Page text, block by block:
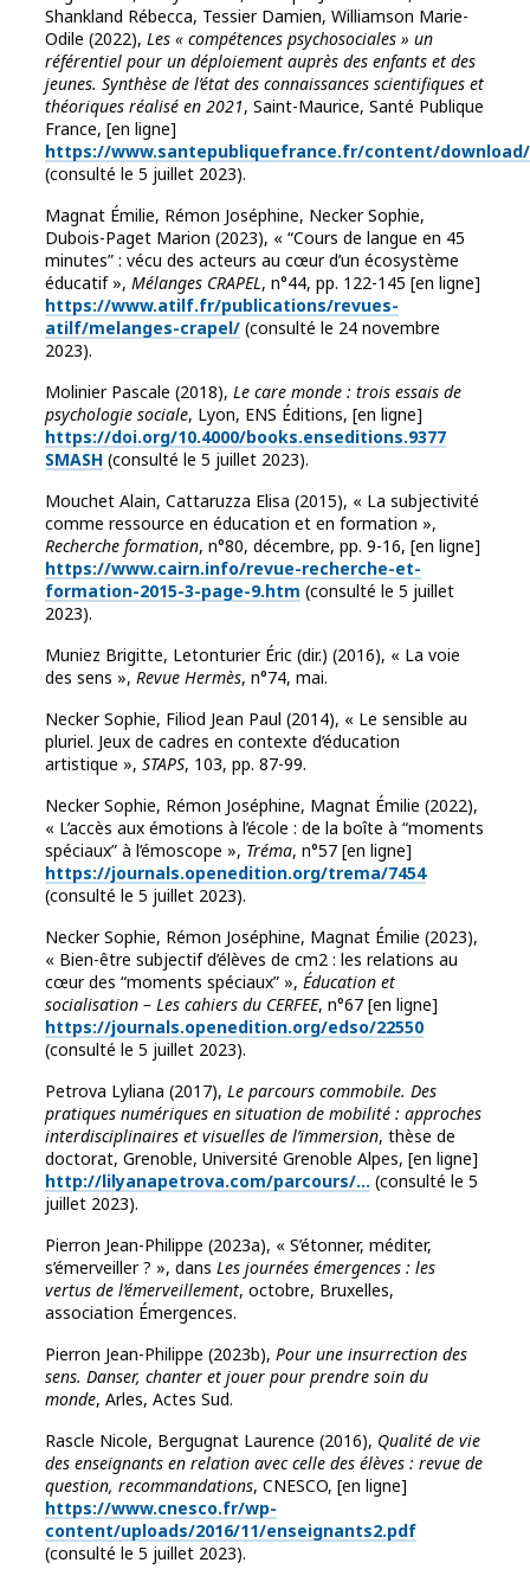
Shankland Rébecca, Tessier Damien, Williamson Marie-
Odile (2022), Les « compétences psychosociales » un
référentiel pour un déploiement auprès des enfants et des
jeunes. Synthèse de l’état des connaissances scientifiques et
théoriques réalisé en 2021, Saint-Maurice, Santé Publique
France, [en ligne]
https://www.santepubliquefrance.fr/content/download/
(consulté le 5 juillet 2023).
Magnat Émilie, Rémon Joséphine, Necker Sophie,
Dubois-Paget Marion (2023), « “Cours de langue en 45
minutes” : vécu des acteurs au cœur d’un écosystème
éducatif », Mélanges CRAPEL, n°44, pp. 122-145 [en ligne]
https://www.atilf.fr/publications/revues-
atilf/melanges-crapel/ (consulté le 24 novembre
2023).
Molinier Pascale (2018), Le care monde : trois essais de
psychologie sociale, Lyon, ENS Éditions, [en ligne]
https://doi.org/10.4000/books.enseditions.9377
SMASH (consulté le 5 juillet 2023).
Mouchet Alain, Cattaruzza Elisa (2015), « La subjectivité
comme ressource en éducation et en formation »,
Recherche formation, n°80, décembre, pp. 9-16, [en ligne]
https://www.cairn.info/revue-recherche-et-
formation-2015-3-page-9.htm (consulté le 5 juillet
2023).
Muniez Brigitte, Letonturier Éric (dir.) (2016), « La voie
des sens », Revue Hermès, n°74, mai.
Necker Sophie, Filiod Jean Paul (2014), « Le sensible au
pluriel. Jeux de cadres en contexte d’éducation
artistique », STAPS, 103, pp. 87-99.
Necker Sophie, Rémon Joséphine, Magnat Émilie (2022),
« L’accès aux émotions à l’école : de la boîte à “moments
spéciaux” à l’émoscope », Tréma, n°57 [en ligne]
https://journals.openedition.org/trema/7454
(consulté le 5 juillet 2023).
Necker Sophie, Rémon Joséphine, Magnat Émilie (2023),
« Bien-être subjectif d’élèves de cm2 : les relations au
cœur des “moments spéciaux” », Éducation et
socialisation – Les cahiers du CERFEE, n°67 [en ligne]
https://journals.openedition.org/edso/22550
(consulté le 5 juillet 2023).
Petrova Lyliana (2017), Le parcours commobile. Des
pratiques numériques en situation de mobilité : approches
interdisciplinaires et visuelles de l’immersion, thèse de
doctorat, Grenoble, Université Grenoble Alpes, [en ligne]
http://lilyanapetrova.com/parcours/… (consulté le 5
juillet 2023).
Pierron Jean-Philippe (2023a), « S’étonner, méditer,
s’émerveiller ? », dans Les journées émergences : les
vertus de l’émerveillement, octobre, Bruxelles,
association Émergences.
Pierron Jean-Philippe (2023b), Pour une insurrection des
sens. Danser, chanter et jouer pour prendre soin du
monde, Arles, Actes Sud.
Rascle Nicole, Bergugnat Laurence (2016), Qualité de vie
des enseignants en relation avec celle des élèves : revue de
question, recommandations, CNESCO, [en ligne]
https://www.cnesco.fr/wp-
content/uploads/2016/11/enseignants2.pdf
(consulté le 5 juillet 2023).